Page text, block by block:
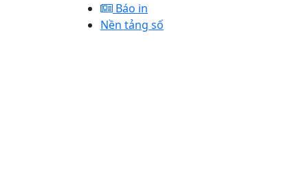
Báo in
Nền tảng số